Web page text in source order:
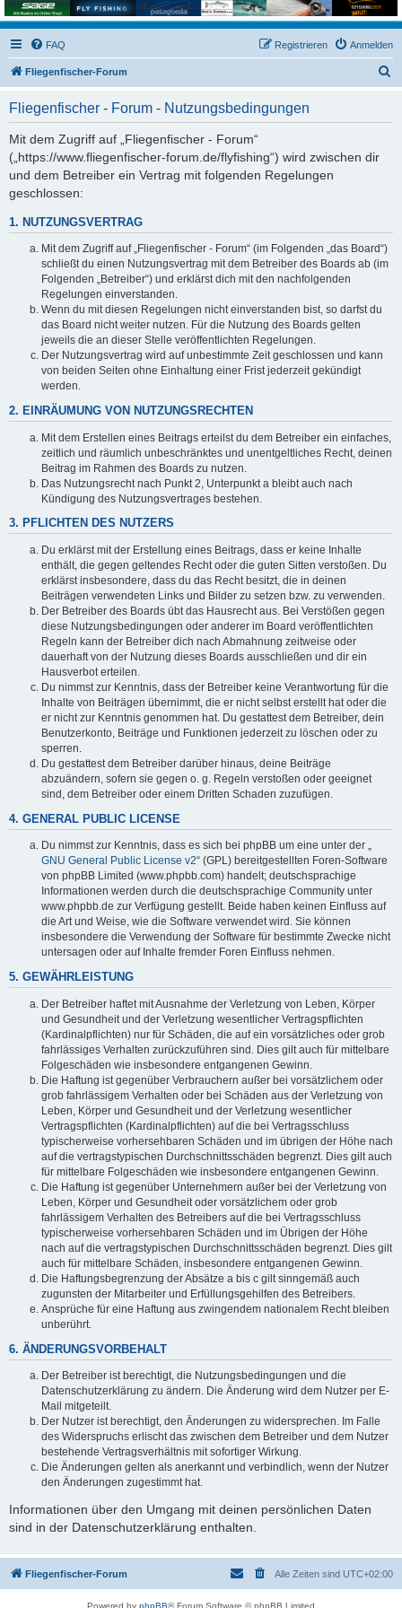
FAQ Anmelden
Registrieren
Fliegenfischer-Forum
Fliegenfischer - Forum - Nutzungsbedingungen
Mit dem Zugriff auf „Fliegenfischer - Forum“
(„https://www.fliegenfischer-forum.de/flyfishing“) wird zwischen dir
und dem Betreiber ein Vertrag mit folgenden Regelungen
geschlossen:
1. NUTZUNGSVERTRAG
Mit dem Zugriff auf „Fliegenfischer - Forum“ (im Folgenden „das Board“)
schließt du einen Nutzungsvertrag mit dem Betreiber des Boards ab (im
Folgenden „Betreiber“) und erklärst dich mit den nachfolgenden
Regelungen einverstanden.
Wenn du mit diesen Regelungen nicht einverstanden bist, so darfst du
das Board nicht weiter nutzen. Für die Nutzung des Boards gelten
jeweils die an dieser Stelle veröffentlichten Regelungen.
Der Nutzungsvertrag wird auf unbestimmte Zeit geschlossen und kann
von beiden Seiten ohne Einhaltung einer Frist jederzeit gekündigt
werden.
2. EINRÄUMUNG VON NUTZUNGSRECHTEN
Mit dem Erstellen eines Beitrags erteilst du dem Betreiber ein einfaches,
zeitlich und räumlich unbeschränktes und unentgeltliches Recht, deinen
Beitrag im Rahmen des Boards zu nutzen.
Das Nutzungsrecht nach Punkt 2, Unterpunkt a bleibt auch nach
Kündigung des Nutzungsvertrages bestehen.
3. PFLICHTEN DES NUTZERS
Du erklärst mit der Erstellung eines Beitrags, dass er keine Inhalte
enthält, die gegen geltendes Recht oder die guten Sitten verstoßen. Du
erklärst insbesondere, dass du das Recht besitzt, die in deinen
Beiträgen verwendeten Links und Bilder zu setzen bzw. zu verwenden.
Der Betreiber des Boards übt das Hausrecht aus. Bei Verstößen gegen
diese Nutzungsbedingungen oder anderer im Board veröffentlichten
Regeln kann der Betreiber dich nach Abmahnung zeitweise oder
dauerhaft von der Nutzung dieses Boards ausschließen und dir ein
Hausverbot erteilen.
Du nimmst zur Kenntnis, dass der Betreiber keine Verantwortung für die
Inhalte von Beiträgen übernimmt, die er nicht selbst erstellt hat oder die
er nicht zur Kenntnis genommen hat. Du gestattest dem Betreiber, dein
Benutzerkonto, Beiträge und Funktionen jederzeit zu löschen oder zu
sperren.
Du gestattest dem Betreiber darüber hinaus, deine Beiträge
abzuändern, sofern sie gegen o. g. Regeln verstoßen oder geeignet
sind, dem Betreiber oder einem Dritten Schaden zuzufügen.
4. GENERAL PUBLIC LICENSE
Du nimmst zur Kenntnis, dass es sich bei phpBB um eine unter der „
GNU General Public License v2“ (GPL) bereitgestellten Foren-Software
von phpBB Limited (www.phpbb.com) handelt; deutschsprachige
Informationen werden durch die deutschsprachige Community unter
www.phpbb.de zur Verfügung gestellt. Beide haben keinen Einfluss auf
die Art und Weise, wie die Software verwendet wird. Sie können
insbesondere die Verwendung der Software für bestimmte Zwecke nicht
untersagen oder auf Inhalte fremder Foren Einfluss nehmen.
5. GEWÄHRLEISTUNG
Der Betreiber haftet mit Ausnahme der Verletzung von Leben, Körper
und Gesundheit und der Verletzung wesentlicher Vertragspflichten
(Kardinalpflichten) nur für Schäden, die auf ein vorsätzliches oder grob
fahrlässiges Verhalten zurückzuführen sind. Dies gilt auch für mittelbare
Folgeschäden wie insbesondere entgangenen Gewinn.
Die Haftung ist gegenüber Verbrauchern außer bei vorsätzlichem oder
grob fahrlässigem Verhalten oder bei Schäden aus der Verletzung von
Leben, Körper und Gesundheit und der Verletzung wesentlicher
Vertragspflichten (Kardinalpflichten) auf die bei Vertragsschluss
typischerweise vorhersehbaren Schäden und im übrigen der Höhe nach
auf die vertragstypischen Durchschnittsschäden begrenzt. Dies gilt auch
für mittelbare Folgeschäden wie insbesondere entgangenen Gewinn.
Die Haftung ist gegenüber Unternehmern außer bei der Verletzung von
Leben, Körper und Gesundheit oder vorsätzlichem oder grob
fahrlässigem Verhalten des Betreibers auf die bei Vertragsschluss
typischerweise vorhersehbaren Schäden und im Übrigen der Höhe
nach auf die vertragstypischen Durchschnittsschäden begrenzt. Dies gilt
auch für mittelbare Schäden, insbesondere entgangenen Gewinn.
Die Haftungsbegrenzung der Absätze a bis c gilt sinngemäß auch
zugunsten der Mitarbeiter und Erfüllungsgehilfen des Betreibers.
Ansprüche für eine Haftung aus zwingendem nationalem Recht bleiben
unberührt.
6. ÄNDERUNGSVORBEHALT
Der Betreiber ist berechtigt, die Nutzungsbedingungen und die
Datenschutzerklärung zu ändern. Die Änderung wird dem Nutzer per E-
Mail mitgeteilt.
Der Nutzer ist berechtigt, den Änderungen zu widersprechen. Im Falle
des Widerspruchs erlischt das zwischen dem Betreiber und dem Nutzer
bestehende Vertragsverhältnis mit sofortiger Wirkung.
Die Änderungen gelten als anerkannt und verbindlich, wenn der Nutzer
den Änderungen zugestimmt hat.
Informationen über den Umgang mit deinen persönlichen Daten
sind in der Datenschutzerklärung enthalten.
Fliegenfischer-Forum Alle Zeiten sind UTC+02:00